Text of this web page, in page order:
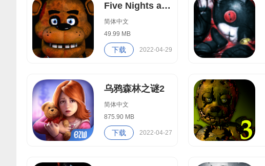
Five Nights at Freddy's手机版
简体中文
49.99 MB
下载 2022-04-29
乌鸦森林之谜2
简体中文
875.90 MB
下载 2022-04-27